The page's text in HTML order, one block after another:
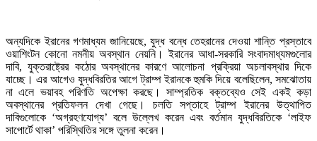
অন্যদিকে ইরানের গণমাধ্যম জানিয়েছে, যুদ্ধ বন্ধে তেহরানের দেওয়া শান্তি প্রস্তাবে
ওয়াশিংটন কোনো নমনীয় অবস্থান নেয়নি। ইরানের আধা-সরকারি সংবাদমাধ্যমগুলোর
দাবি, যুক্তরাষ্ট্রের কঠোর অবস্থানের কারণে আলোচনা প্রক্রিয়া অচলাবস্থার দিকে
যাচ্ছে। এর আগেও যুদ্ধবিরতির আগে ট্রাম্প ইরানকে হুমকি দিয়ে বলেছিলেন, সমঝোতায়
না এলে ভয়াবহ পরিণতি অপেক্ষা করছে। সাম্প্রতিক বক্তব্যেও সেই একই কড়া
অবস্থানের প্রতিফলন দেখা গেছে। চলতি সপ্তাহে ট্রাম্প ইরানের উত্থাপিত
দাবিগুলোকে ‘অগ্রহণযোগ্য’ বলে উল্লেখ করেন এবং বর্তমান যুদ্ধবিরতিকে ‘লাইফ
সাপোর্টে থাকা’ পরিস্থিতির সঙ্গে তুলনা করেন।